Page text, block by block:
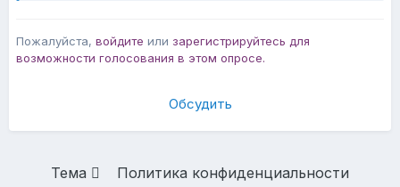
Пожалуйста, войдите или зарегистрируйтесь для
возможности голосования в этом опросе.
Обсудить
Тема Политика конфиденциальности